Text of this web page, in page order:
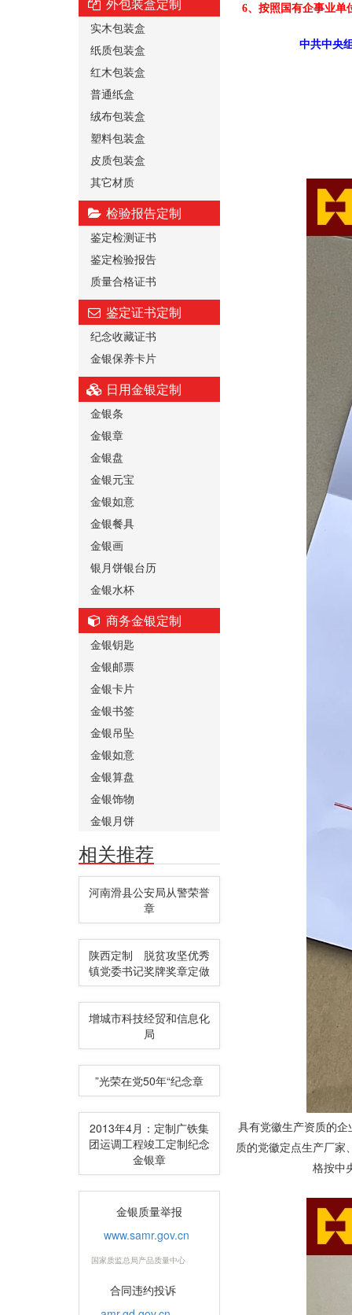
外包装盒定制
实木包装盒
纸质包装盒
红木包装盒
普通纸盒
绒布包装盒
塑料包装盒
皮质包装盒
其它材质
检验报告定制
鉴定检测证书
鉴定检验报告
质量合格证书
鉴定证书定制
纪念收藏证书
金银保养卡片
日用金银定制
金银条
金银章
金银盘
金银元宝
金银如意
金银餐具
金银画
银月饼银台历
金银水杯
商务金银定制
金银钥匙
金银邮票
金银卡片
金银书签
金银吊坠
金银如意
金银算盘
金银饰物
金银月饼
相关推荐
河南滑县公安局从警荣誉
章
陕西定制 脱贫攻坚优秀
镇党委书记奖牌奖章定做
增城市科技经贸和信息化
局
”光荣在党50年“纪念章
2013年4月：定制广铁集
团运调工程竣工定制纪念
金银章
金银质量举报
www.samr.gov.cn
国家质监总局产品质量中心
合同违约投诉
6、按照国有企事业单
中共中央
具有党徽生产资质的
质的党徽定点生产厂
格按中